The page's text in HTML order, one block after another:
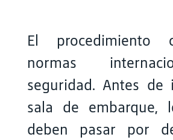
El procedimiento
normas
seguridad. Antes de
sala de embarque,
deben pasar por